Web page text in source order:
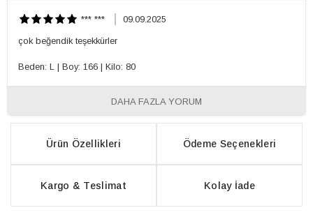
*** *** 09.09.2025
çok beğendik teşekkürler
Beden: L | Boy: 166 | Kilo: 80
DAHA FAZLA YORUM
Ürün Özellikleri Ödeme Seçenekleri
Kargo & Teslimat Kolay İade